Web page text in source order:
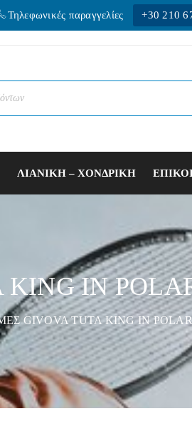
Τηλεφωνικές παραγγελίες +30 210
ΛΙΑΝΙΚΗ – ΧΟΝΔΡΙΚΗ
IN
GIVOVA TUTA KING IN